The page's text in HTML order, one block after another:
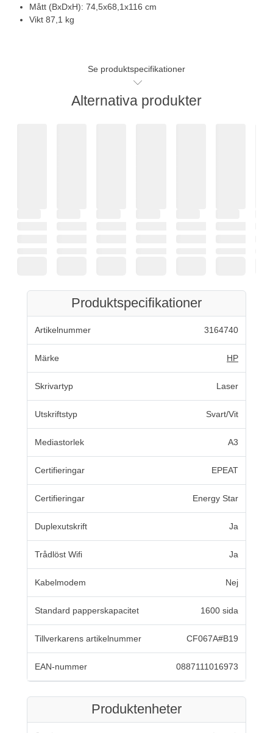
Mått (BxDxH): 74,5x68,1x116 cm
Vikt 87,1 kg
Se produktspecifikationer
Alternativa produkter
Produktspecifikationer
Artikelnummer 3164740
Märke HP
Skrivartyp Laser
Utskriftstyp Svart/Vit
Mediastorlek A3
Certifieringar EPEAT
Certifieringar Energy Star
Duplexutskrift Ja
Trådlöst Wifi Ja
Kabelmodem Nej
Standard papperskapacitet 1600 sida
Tillverkarens artikelnummer CF067A#B19
EAN-nummer 0887111016973
Produktenheter